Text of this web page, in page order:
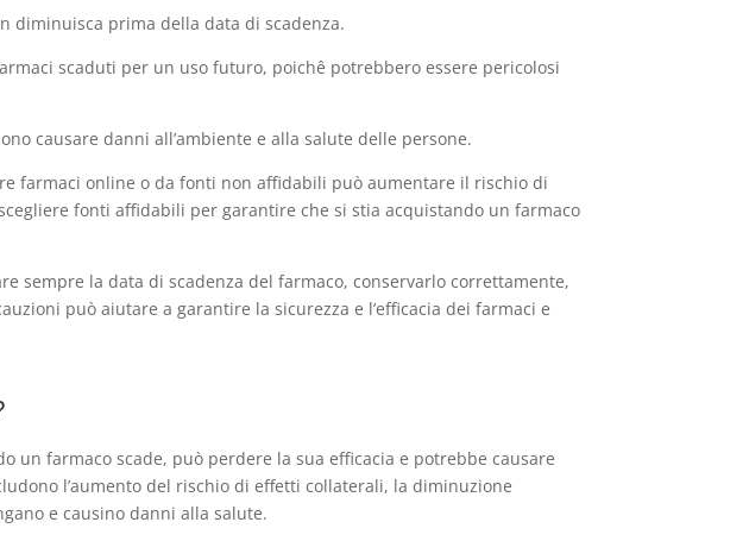
diminuisca prima della data di scadenza.
scaduti per un uso futuro, poichê potrebbero essere pericolosi
causare danni all’ambiente e alla salute delle persone.
farmaci online o da fonti non affidabili può aumentare il rischio di
fonti affidabili per garantire che si stia acquistando un farmaco
sempre la data di scadenza del farmaco, conservarlo correttamente,
può aiutare a garantire la sicurezza e l’efficacia dei farmaci e
un farmaco scade, può perdere la sua efficacia e potrebbe causare
l’aumento del rischio di effetti collaterali, la diminuzione
e causino danni alla salute.